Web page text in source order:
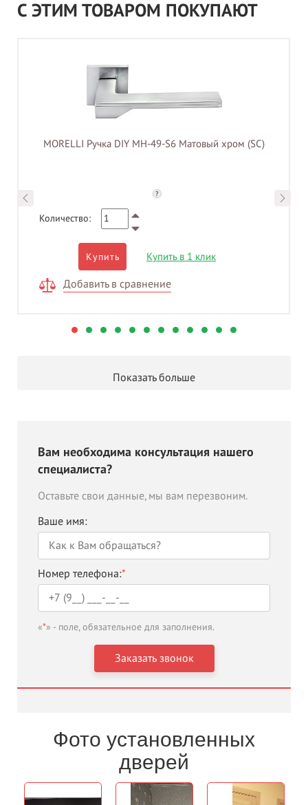
С ЭТИМ ТОВАРОМ ПОКУПАЮТ
MORELLI Ручка DIY MH-49-S6 Матовый хром (SC)
?
Количество:
Купить Купить в 1 клик
Добавить в сравнение
Показать больше
Вам необходима консультация нашего
специалиста?
Оставьте свои данные, мы вам перезвоним.
Ваше имя:
Номер телефона:*
«*» - поле, обязательное для заполнения.
Фото установленных
дверей